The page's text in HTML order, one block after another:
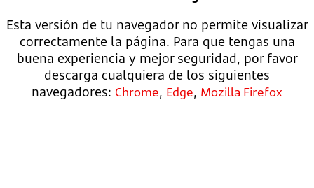
Esta versión de tu navegador no permite visualizar
correctamente la página. Para que tengas una
buena experiencia y mejor seguridad, por favor
descarga cualquiera de los siguientes
navegadores: Chrome, Edge, Mozilla Firefox